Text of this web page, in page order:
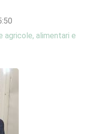
agricole, alimentari e